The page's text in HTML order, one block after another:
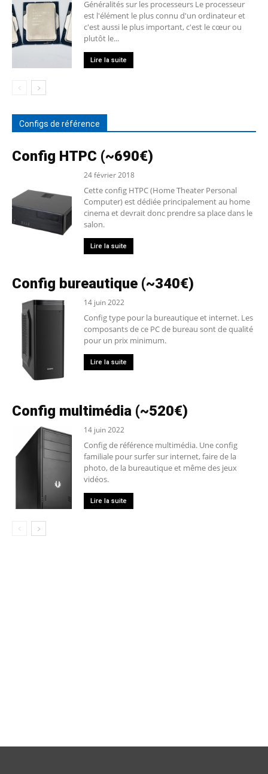
Généralités sur les processeurs Le processeur
est l'élément le plus connu d'un ordinateur et
c'est aussi le plus important, c'est le cœur ou
plutôt le...
Lire la suite
Configs de référence
Config HTPC (~690€)
24 février 2018
Cette config HTPC (Home Theater Personal
Computer) est dédiée principalement au home
cinema et devrait donc prendre sa place dans le
salon.
Lire la suite
Config bureautique (~340€)
14 juin 2022
Config type pour la bureautique et internet. Les
composants de ce PC de bureau sont de qualité
pour un prix minimum.
Lire la suite
Config multimédia (~520€)
14 juin 2022
Config de référence multimédia. Une config
familiale pour surfer sur internet, faire de la
photo, de la bureautique et même des jeux
vidéos.
Lire la suite